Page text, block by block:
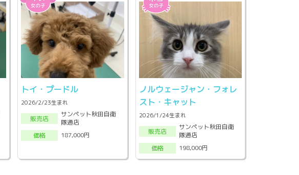
トイ・プードル
2026/2/23生まれ
販売店
サンペット秋田自衛
隊通店
価格
187,000円
ノルウェージャン・フォレ
スト・キャット
2026/1/24生まれ
販売店
サンペット秋田自衛
隊通店
価格
198,000円